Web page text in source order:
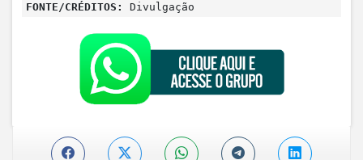
FONTE/CRÉDITOS: Divulgação